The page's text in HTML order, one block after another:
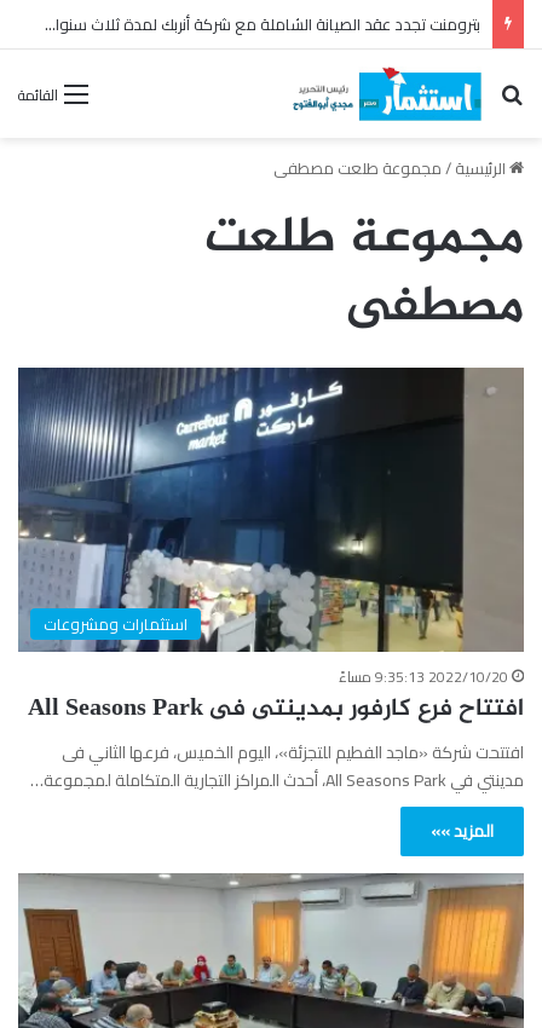
مصر تقود إعداد ونشر أول تقرير للاستقرار المالي على مستوى إفريقيا
القائمة بحث عن
الرئيسية/مجموعة طلعت مصطفى
مجموعة طلعت
مصطفى
استثمارات ومشروعات
2022/10/20 9:35:13 مساءً
افتتاح فرع كارفور بمدينتى فى All Seasons Park
افتتحت شركة «ماجد الفطيم للتجزئة»، اليوم الخميس، فرعها الثاني فى
مدينتي في All Seasons Park، أحدث المراكز التجارية المتكاملة لمجموعة…
المزيد »»